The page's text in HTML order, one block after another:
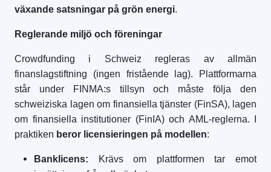
växande satsningar på grön energi.
Reglerande miljö och föreningar
Crowdfunding i Schweiz regleras av allmän
finanslagstiftning (ingen fristående lag). Plattformarna
står under FINMA:s tillsyn och måste följa den
schweiziska lagen om finansiella tjänster (FinSA), lagen
om finansiella institutioner (FinIA) och AML-reglerna. I
praktiken beror licensieringen på modellen:
Banklicens: Krävs om plattformen tar emot